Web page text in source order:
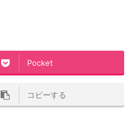
Pocket
コピーする